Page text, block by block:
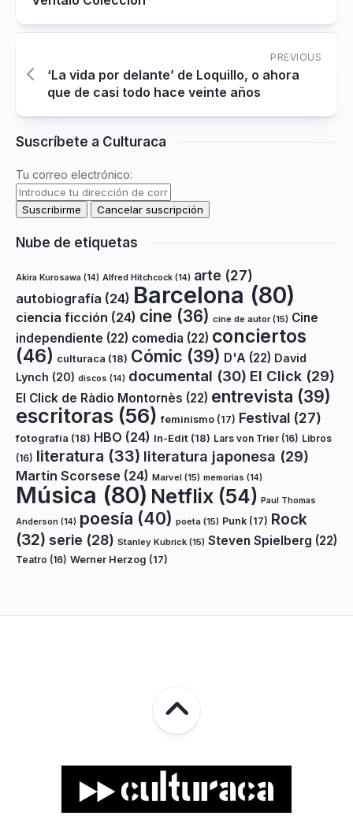
PREVIOUS
‘La vida por delante’ de Loquillo, o ahora
que de casi todo hace veinte años
Suscríbete a Culturaca
Tu correo electrónico:
Nube de etiquetas
Akira Kurosawa (14) Alfred Hitchcock (14) arte (27)
autobiografía (24) Barcelona (80)
ciencia ficción (24) cine (36) cine de autor(15) Cine
independiente (22) comedia (22) conciertos
(46) culturaca (18) Cómic (39) D'A (22) David
Lynch (20) discos (14) documental (30) El Click (29)
El Click de Ràdio Montornès (22) entrevista (39)
escritoras (56) feminismo (17) Festival (27)
fotografía (18) HBO (24) In-Edit (18) Lars von Trier (16) Libros
(16) literatura (33) literatura japonesa (29)
Martin Scorsese (24) Marvel (15) memorias (14)
Música (80) Netflix (54) Paul Thomas
Anderson (14) poesía (40) poeta (15) Punk (17) Rock
(32) serie (28) Stanley Kubrick (15) Steven Spielberg (22)
Teatro (16) Werner Herzog (17)